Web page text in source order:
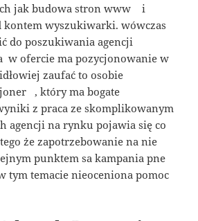
jak budowa stron www i
kontem wyszukiwarki. wówczas
do poszukiwania agencji
w ofercie ma pozycjonowanie w
zaufać to osobie
, który ma bogate
z praca ze skomplikowanym
agencji na rynku pojawia się co
że zapotrzebowanie na nie
punktem sa kampania pne
tym temacie nieoceniona pomoc